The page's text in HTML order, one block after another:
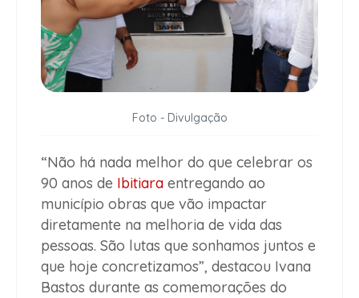
Foto - Divulgação
“Não há nada melhor do que celebrar os
90 anos de Ibitiara entregando ao
município obras que vão impactar
diretamente na melhoria de vida das
pessoas. São lutas que sonhamos juntos e
que hoje concretizamos”, destacou Ivana
Bastos durante as comemorações do